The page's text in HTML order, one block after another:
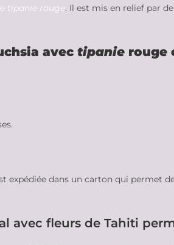
tipanie rouge. Il est mis en relief par
avec tipanie rouge
expédiée dans un carton qui permet
avec fleurs de Tahiti